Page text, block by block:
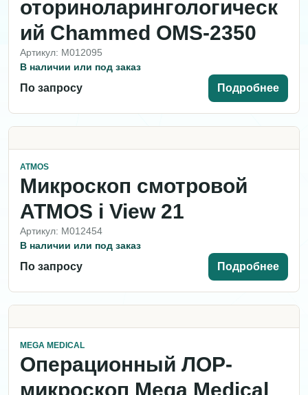
оториноларингологическ
ий Chammed OMS-2350
Артикул: M012095
В наличии или под заказ
По запросу Подробнее
ATMOS
Микроскоп смотровой
ATMOS i View 21
Артикул: M012454
В наличии или под заказ
По запросу Подробнее
MEGA MEDICAL
Операционный ЛОР-
микроскоп Mega Medical